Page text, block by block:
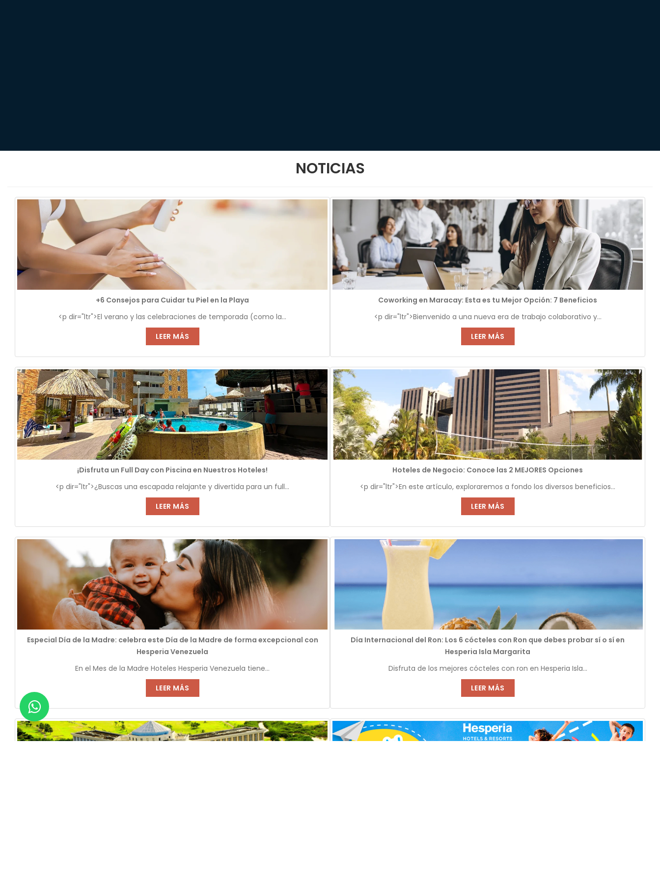
NOTICIAS
+6 Consejos para Cuidar tu Piel en la Playa
<p dir="ltr">El verano y las celebraciones de temporada (como la...
LEER MÁS
Coworking en Maracay: Esta es tu Mejor Opción: 7 Beneficios
<p dir="ltr">Bienvenido a una nueva era de trabajo colaborativo y...
LEER MÁS
¡Disfruta un Full Day con Piscina en Nuestros Hoteles!
<p dir="ltr">¿Buscas una escapada relajante y divertida para un full...
LEER MÁS
Hoteles de Negocio: Conoce las 2 MEJORES Opciones
<p dir="ltr">En este artículo, exploraremos a fondo los diversos beneficios...
LEER MÁS
Especial Día de la Madre: celebra este Día de la Madre de forma excepcional con
Hesperia Venezuela
En el Mes de la Madre Hoteles Hesperia Venezuela tiene...
LEER MÁS
Día Internacional del Ron: Los 6 cócteles con Ron que debes probar sí o sí en
Hesperia Isla Margarita
Disfruta de los mejores cócteles con ron en Hesperia Isla...
LEER MÁS